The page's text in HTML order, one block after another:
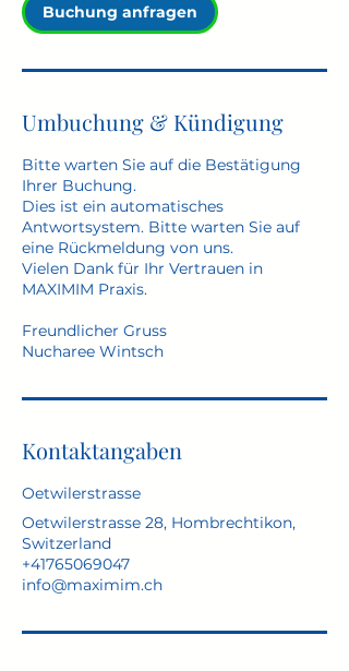
Buchung anfragen
Umbuchung & Kündigung
Bitte warten Sie auf die Bestätigung
Ihrer Buchung.
Dies ist ein automatisches
Antwortsystem. Bitte warten Sie auf
eine Rückmeldung von uns.
Vielen Dank für Ihr Vertrauen in
MAXIMIM Praxis.
Freundlicher Gruss
Nucharee Wintsch
Kontaktangaben
Oetwilerstrasse
Oetwilerstrasse 28, Hombrechtikon,
Switzerland
+41765069047
info@maximim.ch